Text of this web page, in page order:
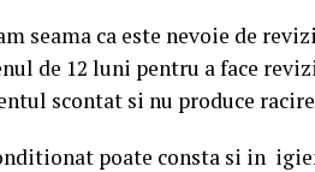
seama ca este nevoie de
de 12 luni pentru a face
scontat si nu produce
poate consta si in